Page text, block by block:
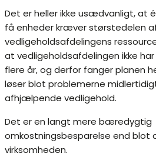
Det er heller ikke usædvanligt, at
få enheder kræver størstedelen
vedligeholdsafdelingens
at vedligeholdsafdelingen ikke
flere år, og derfor fanger planen
løser blot problemerne
afhjælpende vedligehold.
Det er en langt mere bæredygtig
omkostningsbesparelse end blot
virksomheden.